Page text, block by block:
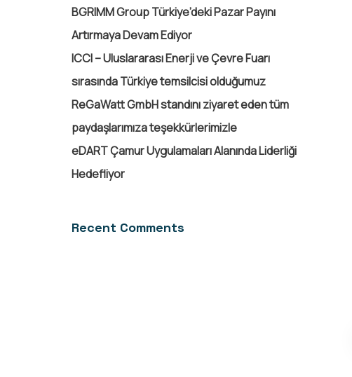
BGRIMM Group Türkiye’deki Pazar Payını
Artırmaya Devam Ediyor
ICCI – Uluslararası Enerji ve Çevre Fuarı
sırasında Türkiye temsilcisi olduğumuz
ReGaWatt GmbH standını ziyaret eden tüm
paydaşlarımıza teşekkürlerimizle
eDART Çamur Uygulamaları Alanında Liderliği
Hedefliyor
Recent Comments